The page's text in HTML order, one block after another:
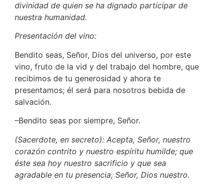
divinidad de quien se ha dignado participar de
nuestra humanidad.
Presentación del vino:
Bendito seas, Señor, Dios del universo, por este
vino, fruto de la vid y del trabajo del hombre, que
recibimos de tu generosidad y ahora te
presentamos; él será para nosotros bebida de
salvación.
–Bendito seas por siempre, Señor.
(Sacerdote, en secreto): Acepta, Señor, nuestro
corazón contrito y nuestro espíritu humilde; que
éste sea hoy nuestro sacrificio y que sea
agradable en tu presencia, Señor, Dios nuestro.